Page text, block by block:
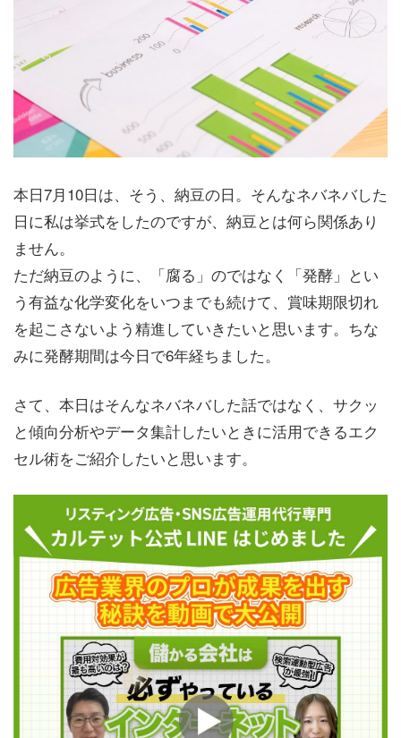
本日7月10日は、そう、納豆の日。そんなネバネバした
日に私は挙式をしたのですが、納豆とは何ら関係あり
ません。
ただ納豆のように、「腐る」のではなく「発酵」とい
う有益な化学変化をいつまでも続けて、賞味期限切れ
を起こさないよう精進していきたいと思います。ちな
みに発酵期間は今日で6年経ちました。
さて、本日はそんなネバネバした話ではなく、サクッ
と傾向分析やデータ集計したいときに活用できるエク
セル術をご紹介したいと思います。